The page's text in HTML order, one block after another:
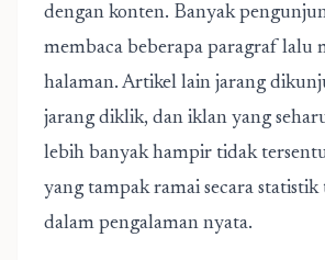
dengan konten. Banyak
membaca beberapa paragraf lalu
halaman. Artikel lain jarang
jarang diklik, dan iklan yang
lebih banyak hampir tidak
yang tampak ramai secara statistik
dalam pengalaman nyata.